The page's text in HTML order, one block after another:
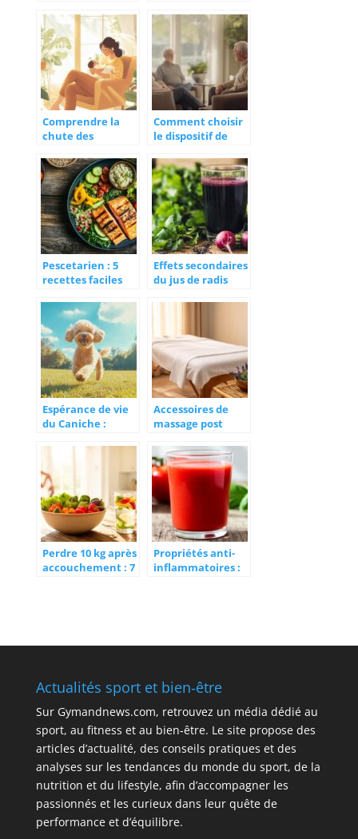
purifier votre
organisme
Meylan
révolutionne la
beauté naturelle
grâce à
l’excellence de la
nutraceutique
Comprendre la
chute des
accouchement et
ses impacts sur le
bien-être
Comment choisir
le dispositif de
pour garantir la
sécurité des
seniors
Pescetarien : 5
recettes faciles
régime
alimentaire
équilibré au
quotidien
Effets secondaires
du jus de radis
mamans
allaitantes
Espérance de vie
du Caniche :
Recommandés
pour Prolonger sa
Longévité
Accessoires de
massage post
le guide complet
pour prendre soin
de votre corps
Perdre 10 kg après
accouchement : 7
Propriétés anti-
inflammatoires :
Actualités sport et bien‑être
Sur Gymandnews.com, retrouvez un média dédié au
sport, au fitness et au bien‑être. Le site propose des
articles d’actualité, des conseils pratiques et des
analyses sur les tendances du monde du sport, de la
nutrition et du lifestyle, afin d’accompagner les
passionnés et les curieux dans leur quête de
performance et d’équilibre.